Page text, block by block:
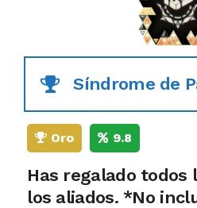
Síndrome de
Oro 9.8
Has regalado todos
los aliados. *No